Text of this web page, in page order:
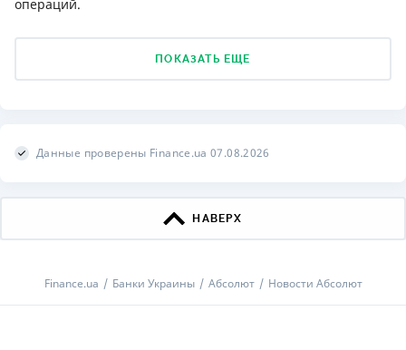
операций.
ПОКАЗАТЬ ЕЩЕ
Данные проверены Finance.ua 07.08.2026
НАВЕРХ
Finance.ua Банки Украины Абсолют Новости Абсолют